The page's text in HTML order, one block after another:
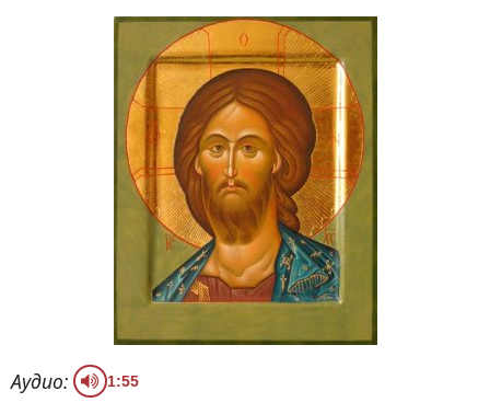
Аудио: 1:55